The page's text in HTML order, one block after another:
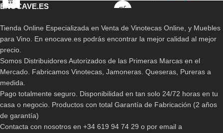
ENOCAVE.ES
Tienda Online Especializada en Venta de Vinotecas Online, y Muebles
para Vino. En enocave.es podrás encontrar la mejor calidad al mejor
precio.
Somos Distribuidores Autorizados de las Primeras Marcas en el
Mercado. Fabricamos Vinotecas, Jamoneras. Queseras, Pureras a
medida.
Pago totalmente seguro. Disponibilidad en tan solo 24/72 horas en tu
casa o negocio. Productos con total Garantía de Fabricación (2 años
de garantía)
Contacta con nosotros en +34 619 94 74 29 o por email a